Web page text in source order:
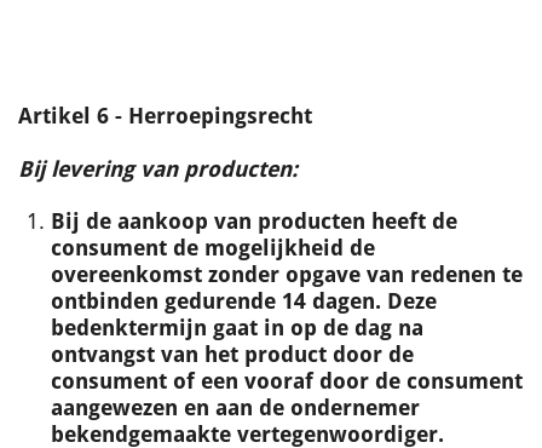
Artikel 6 - Herroepingsrecht
Bij levering van producten:
Bij de aankoop van producten heeft de
consument de mogelijkheid de
overeenkomst zonder opgave van redenen te
ontbinden gedurende 14 dagen. Deze
bedenktermijn gaat in op de dag na
ontvangst van het product door de
consument of een vooraf door de consument
aangewezen en aan de ondernemer
bekendgemaakte vertegenwoordiger.